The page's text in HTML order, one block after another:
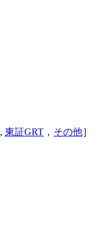
, 東証GRT ， その他］